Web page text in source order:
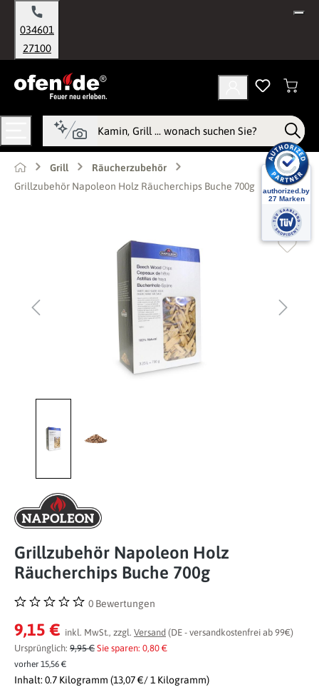
springen
034601
27100
Grill
Räucherzubehör
Grillzubehör Napoleon Holz Räucherchips Buche 700g
Grillzubehör Napoleon Holz
Räucherchips Buche 700g
Durchschnittliche Bewertung von 0 von 5 Sternen
0 Bewertungen
9,15 € inkl. MwSt., zzgl. Versand (DE - versandkostenfrei ab 99€)
Ursprünglich: 9,95 € Sie sparen: 0,80 €
vorher 15,56 €
Inhalt: 0.7 Kilogramm (13,07 €/ 1 Kilogramm)